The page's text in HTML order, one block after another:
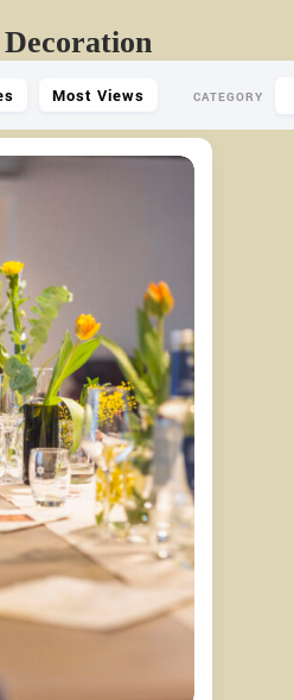
Most Views CATEGORY